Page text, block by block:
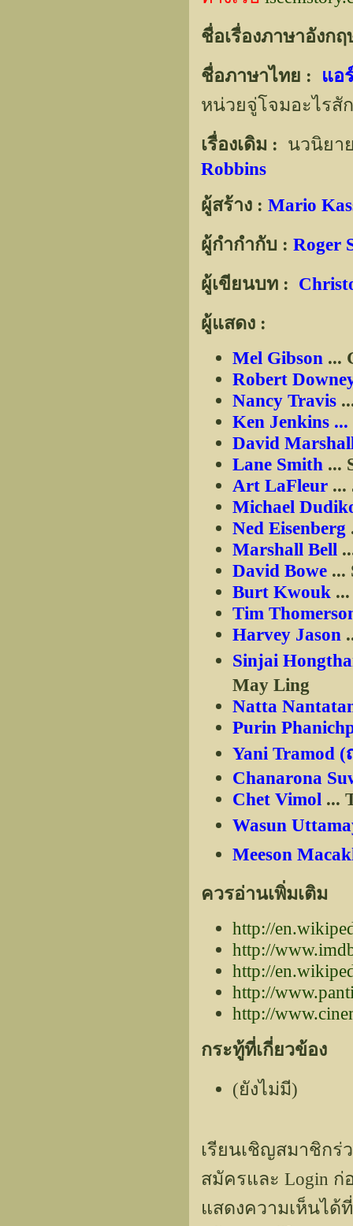
ชื่อเรื่องภาษาอังก
ชื่อภาษาไทย : แอ
หน่วยจู่โจมอะไรสั
เรื่องเดิม : นวนิยา
Robbins
ผู้สร้าง : Mario
ผู้กำกำกับ : Roger
ผู้เขียนบท :
ผู้แสดง :
Mel Gibson ...
Robert
Nancy Travis
Ken Jenkins ...
David
Lane Smith ...
Art LaFleur ...
Michael
Ned Eisenberg
Marshall Bell
David Bowe ...
Burt Kwouk
Tim
Harvey Jason
Sinjai
May Ling
Natta
Purin
Yani Tramod
Chanarona
Chet Vimol ...
Wasun
Meeson
ควรอ่านเพิ่มเติม
http://
http://
http://
http://
http://
กระทู้ที่เกี่ยวข้อง
(ยังไม่มี)
เรียนเชิญสมาชิกร่
สมัครและ Login
แสดงความเห็นได้ที่